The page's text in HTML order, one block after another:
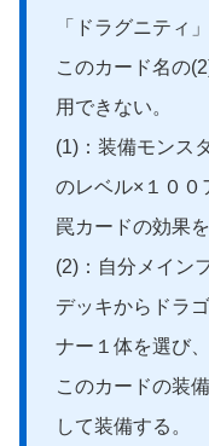
「ドラグニティ
このカード名の
用できない。
(1)：装備モンス
のレベル×１００
罠カードの効果
(2)：自分メイン
デッキからドラ
ナー１体を選び、
このカードの装
して装備する。